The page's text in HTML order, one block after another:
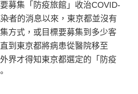
募集「防疫旅館」收治COVID-
者的消息以來，東京都並沒有
方式，或目標要募集到多少客
到東京都將病患從醫院移至
界才得知東京都選定的「防疫